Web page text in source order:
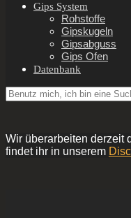
Gips System
Rohstoffe
Gipskugeln
Gipsabguss
Gips Ofen
Datenbank
Wir überarbeiten derzeit
findet ihr in unserem